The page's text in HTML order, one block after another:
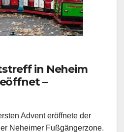
in Neheim
–
Sonntag am
Advent eröffnete der
Neheimer Fußgängerzone.